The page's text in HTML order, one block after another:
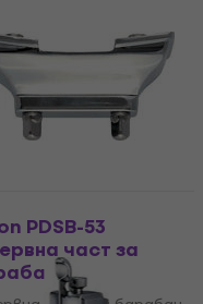
PDSB-53
част за